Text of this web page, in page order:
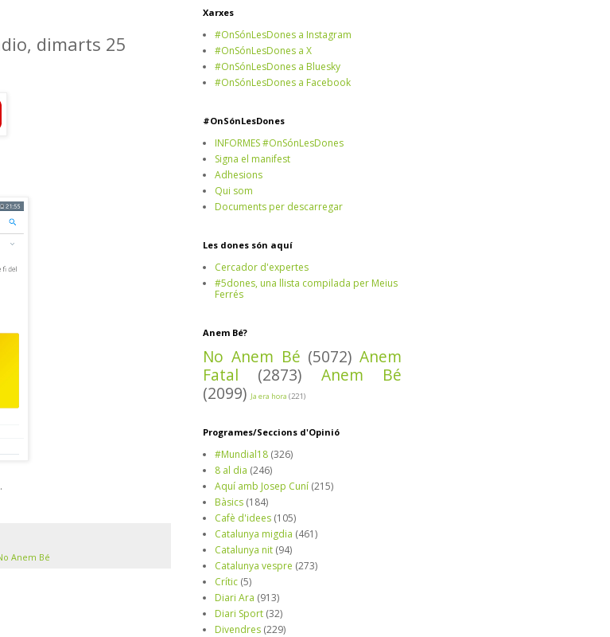
dimarts 25
Anem Bé
Xarxes
#OnSónLesDones a Instagram
#OnSónLesDones a X
#OnSónLesDones a Bluesky
#OnSónLesDones a Facebook
#OnSónLesDones
INFORMES #OnSónLesDones
Signa el manifest
Adhesions
Qui som
Documents per descarregar
Les dones són aquí
Cercador d'expertes
#5dones, una llista compilada per Meius
Ferrés
Anem Bé?
No Anem Bé (5072) Anem
Fatal
(2873)
Anem Bé
(2099) Ja era hora (221)
Programes/Seccions d'Opinió
#Mundial18 (326)
8 al dia (246)
Aquí amb Josep Cuní (215)
Bàsics (184)
Cafè d'idees (105)
Catalunya migdia (461)
Catalunya nit (94)
Catalunya vespre (273)
Crític (5)
Diari Ara (913)
Diari Sport (32)
Divendres (229)